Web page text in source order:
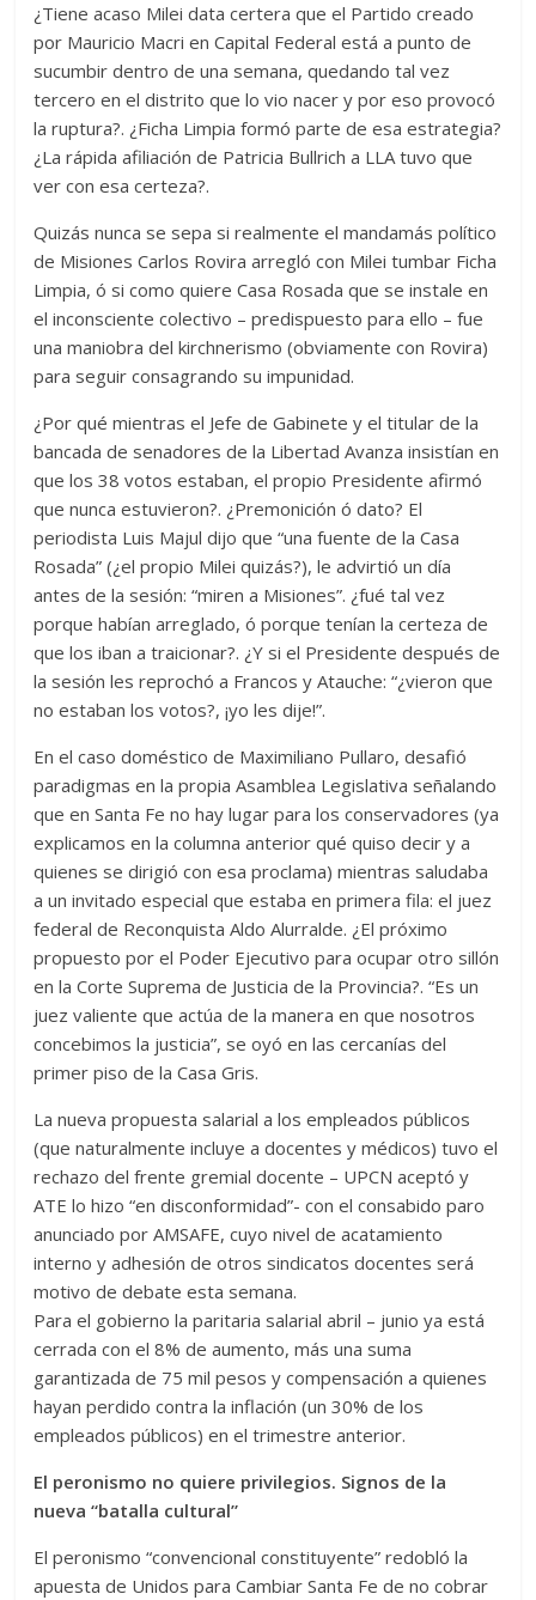
¿Tiene acaso Milei data certera que el Partido creado
por Mauricio Macri en Capital Federal está a punto de
sucumbir dentro de una semana, quedando tal vez
tercero en el distrito que lo vio nacer y por eso provocó
la ruptura?. ¿Ficha Limpia formó parte de esa estrategia?
¿La rápida afiliación de Patricia Bullrich a LLA tuvo que
ver con esa certeza?.
Quizás nunca se sepa si realmente el mandamás político
de Misiones Carlos Rovira arregló con Milei tumbar Ficha
Limpia, ó si como quiere Casa Rosada que se instale en
el inconsciente colectivo – predispuesto para ello – fue
una maniobra del kirchnerismo (obviamente con Rovira)
para seguir consagrando su impunidad.
¿Por qué mientras el Jefe de Gabinete y el titular de la
bancada de senadores de la Libertad Avanza insistían en
que los 38 votos estaban, el propio Presidente afirmó
que nunca estuvieron?. ¿Premonición ó dato? El
periodista Luis Majul dijo que “una fuente de la Casa
Rosada” (¿el propio Milei quizás?), le advirtió un día
antes de la sesión: “miren a Misiones”. ¿fué tal vez
porque habían arreglado, ó porque tenían la certeza de
que los iban a traicionar?. ¿Y si el Presidente después de
la sesión les reprochó a Francos y Atauche: “¿vieron que
no estaban los votos?, ¡yo les dije!”.
En el caso doméstico de Maximiliano Pullaro, desafió
paradigmas en la propia Asamblea Legislativa señalando
que en Santa Fe no hay lugar para los conservadores (ya
explicamos en la columna anterior qué quiso decir y a
quienes se dirigió con esa proclama) mientras saludaba
a un invitado especial que estaba en primera fila: el juez
federal de Reconquista Aldo Alurralde. ¿El próximo
propuesto por el Poder Ejecutivo para ocupar otro sillón
en la Corte Suprema de Justicia de la Provincia?. “Es un
juez valiente que actúa de la manera en que nosotros
concebimos la justicia”, se oyó en las cercanías del
primer piso de la Casa Gris.
La nueva propuesta salarial a los empleados públicos
(que naturalmente incluye a docentes y médicos) tuvo el
rechazo del frente gremial docente – UPCN aceptó y
ATE lo hizo “en disconformidad”- con el consabido paro
anunciado por AMSAFE, cuyo nivel de acatamiento
interno y adhesión de otros sindicatos docentes será
motivo de debate esta semana.
Para el gobierno la paritaria salarial abril – junio ya está
cerrada con el 8% de aumento, más una suma
garantizada de 75 mil pesos y compensación a quienes
hayan perdido contra la inflación (un 30% de los
empleados públicos) en el trimestre anterior.
El peronismo no quiere privilegios. Signos de la
nueva “batalla cultural”
El peronismo “convencional constituyente” redobló la
apuesta de Unidos para Cambiar Santa Fe de no cobrar